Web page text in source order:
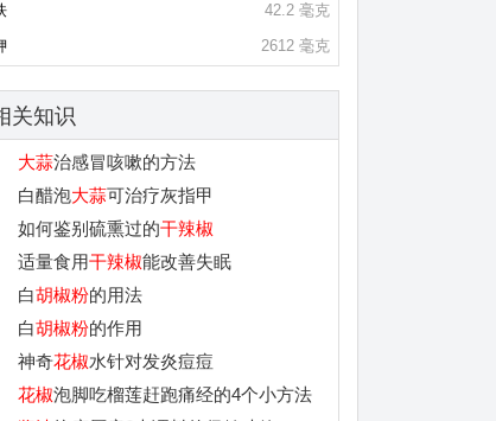
42.2 毫克
2612 毫克
关知识
大蒜治感冒咳嗽的方法
白醋泡大蒜可治疗灰指甲
如何鉴别硫熏过的干辣椒
适量食用干辣椒能改善失眠
白胡椒粉的用法
白胡椒粉的作用
神奇花椒水针对发炎痘痘
花椒泡脚吃榴莲赶跑痛经的4个小方法